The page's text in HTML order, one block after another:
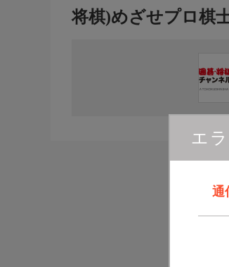
エ
通
将棋)めざせプロ棋